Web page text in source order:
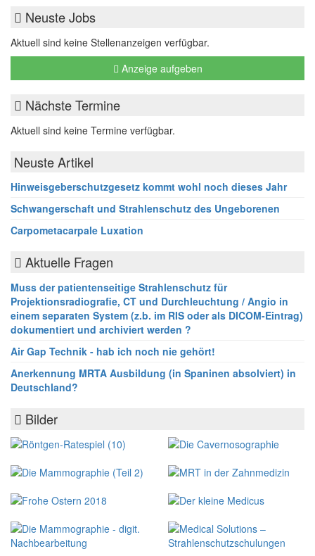
Neuste Jobs
Aktuell sind keine Stellenanzeigen verfügbar.
Anzeige aufgeben
Nächste Termine
Aktuell sind keine Termine verfügbar.
Neuste Artikel
Hinweisgeberschutzgesetz kommt wohl noch dieses Jahr
Schwangerschaft und Strahlenschutz des Ungeborenen
Carpometacarpale Luxation
Aktuelle Fragen
Muss der patientenseitige Strahlenschutz für
Projektionsradiografie, CT und Durchleuchtung / Angio in
einem separaten System (z.b. im RIS oder als DICOM-Eintrag)
dokumentiert und archiviert werden ?
Air Gap Technik - hab ich noch nie gehört!
Anerkennung MRTA Ausbildung (in Spaninen absolviert) in
Deutschland?
Bilder